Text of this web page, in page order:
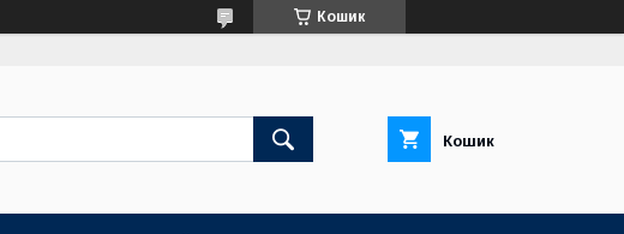
Кошик
Кошик